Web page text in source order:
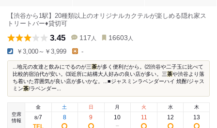
【渋谷から1駅】20種類以上のオリジナルカクテルが楽しめる隠れ家ス
トリートバー♦︎貸切可
3.45 117 人 16603 人
￥3,000～￥3,999 -
...地元の友達と飲みにでるのが三茶が多く便利だから。⑵渋谷や二子玉に比べて
比較的宿泊代が安い。⑶近所に結構大人好みの良い店が多い。三茶や渋谷より落
ち着いた雰囲気が良い店が多いかな。...■ジャスミンラベンダーハイ 焼酎/ジャス
ミン茶/ラベンダー...
空席
情報
金
8/7
土
8
日
9
月
10
火
11
水
12
木
13